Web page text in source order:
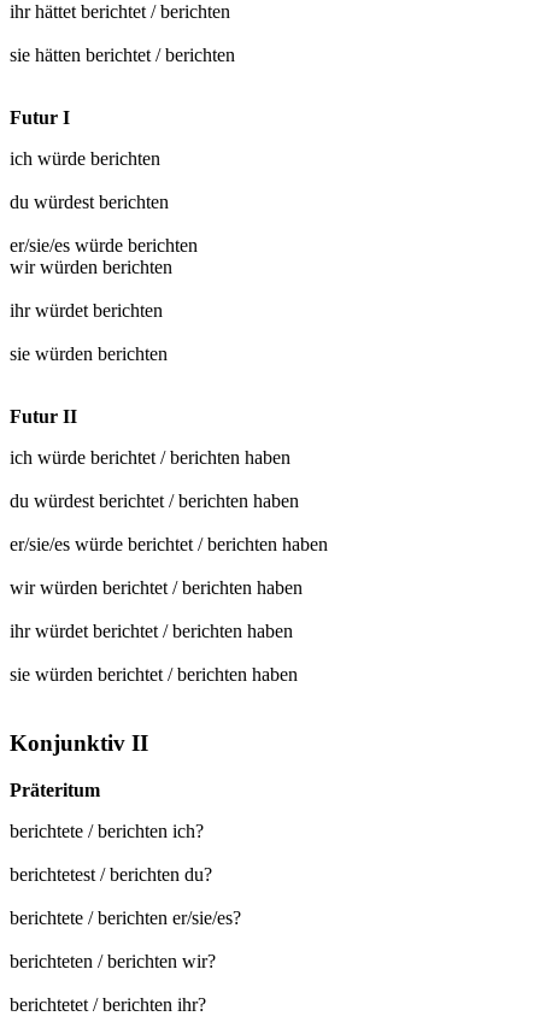
ihr hättetberichtet/berichten
sie hätten berichtet/berichten
Futur I
ich würde berichten
du würdestberichten
er/sie/es würde berichten
wir würden berichten
ihr würdetberichten
sie würden berichten
Futur II
ich würde berichtet/berichten haben
du würdestberichtet/berichten haben
er/sie/es würde berichtet/berichten haben
wir würden berichtet/berichten haben
ihr würdetberichtet/berichten haben
sie würden berichtet/berichten haben
Konjunktiv II
Präteritum
berichtete / berichten ich?
berichtetest / berichten du?
berichtete / berichten er/sie/es?
berichteten / berichten wir?
berichtetet / berichten ihr?